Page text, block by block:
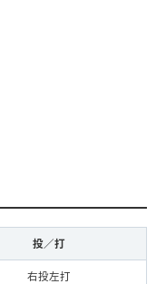
投／打
右投左打